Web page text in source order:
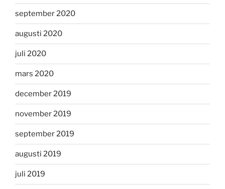
september 2020
augusti 2020
juli 2020
mars 2020
december 2019
november 2019
september 2019
augusti 2019
juli 2019